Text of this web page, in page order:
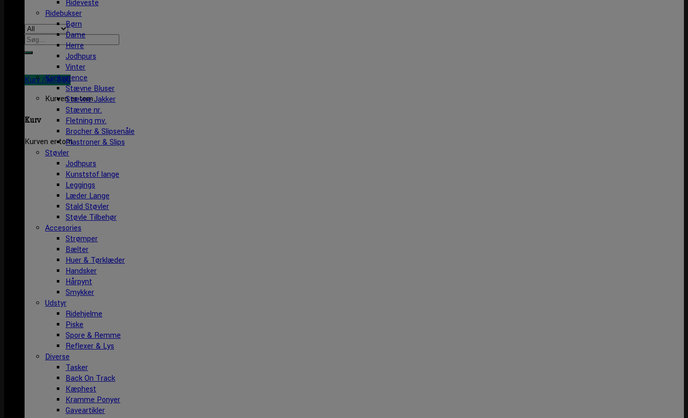
Søg
efter:
Kurv /kr.0,00
Kurven er tom
Kurv
Kurven er tom
Rideveste
Ridebukser
Børn
Dame
Herre
Jodhpurs
Vinter
Konkurrence
Stævne Bluser
Stævne Jakker
Stævne nr.
Fletning mv.
Brocher & Slipsenåle
Plastroner & Slips
Støvler
Jodhpurs
Kunststof lange
Leggings
Læder Lange
Stald Støvler
Støvle Tilbehør
Accesories
Strømper
Bælter
Huer & Tørklæder
Handsker
Hårpynt
Smykker
Udstyr
Ridehjelme
Piske
Spore & Remme
Reflexer & Lys
Diverse
Tasker
Back On Track
Kæphest
Kramme Ponyer
Gaveartikler